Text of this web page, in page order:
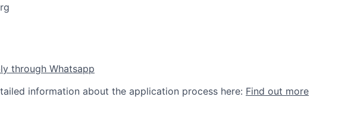
through Whatsapp
information about the application process here: Find out more